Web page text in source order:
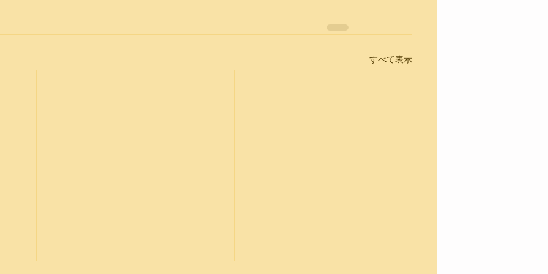
すべて表示